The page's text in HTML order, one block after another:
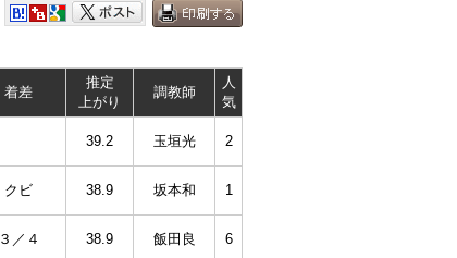
着差
推定
上がり
調教師
人
気
39.2 玉垣光 2
クビ 38.9 坂本和 1
３／４ 38.9 飯田良 6